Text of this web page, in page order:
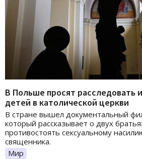
В Польше просят расследовать
детей в католической церкви
В стране вышел документальный
который рассказывает о двух
противостоять сексуальному
священника.
Мир